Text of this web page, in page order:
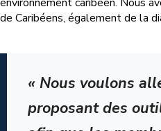
de Caribéens, également de la
« Nous voulons
proposant des